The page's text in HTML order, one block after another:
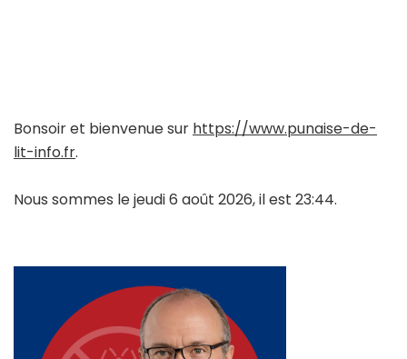
Bonsoir et bienvenue sur https://www.punaise-de-
lit-info.fr.
Nous sommes le jeudi 6 août 2026, il est 23:44.